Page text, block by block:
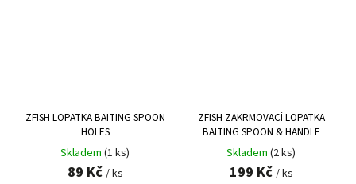
ZFISH LOPATKA BAITING SPOON
HOLES
Skladem (1 ks)
89 Kč / ks
ZFISH ZAKRMOVACÍ LOPATKA
BAITING SPOON & HANDLE
Skladem (2 ks)
199 Kč / ks